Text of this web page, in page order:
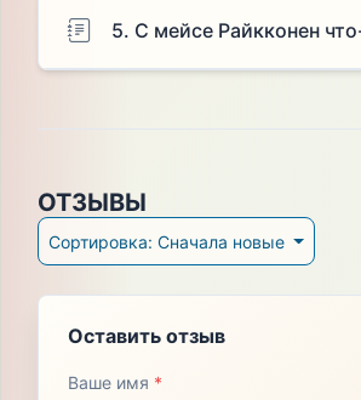
5. С мейсе Райкконен
ОТЗЫВЫ
Сортировка: Сначала новые
Оставить отзыв
Ваше имя *